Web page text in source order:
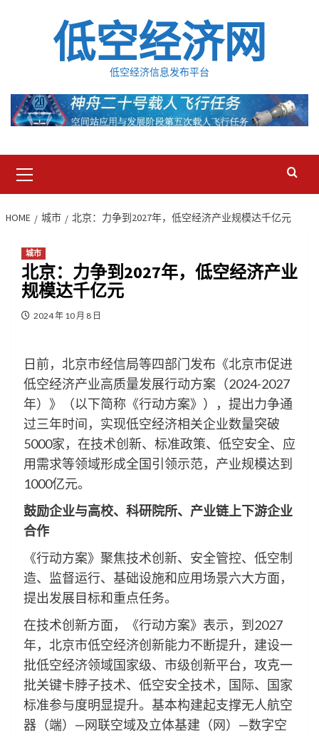
低空经济网
低空经济信息发布平台
Menu
HOME 城市 北京：力争到2027年，低空经济产业规模达千亿元
城市
北京：力争到2027年，低空经济产业
规模达千亿元
2024 年 10 月 8 日
日前，北京市经信局等四部门发布《北京市促进
低空经济产业高质量发展行动方案（2024-2027
年）》（以下简称《行动方案》），提出力争通
过三年时间，实现低空经济相关企业数量突破
5000家，在技术创新、标准政策、低空安全、应
用需求等领域形成全国引领示范，产业规模达到
1000亿元。
鼓励企业与高校、科研院所、产业链上下游企业
合作
《行动方案》聚焦技术创新、安全管控、低空制
造、监督运行、基础设施和应用场景六大方面，
提出发展目标和重点任务。
在技术创新方面，《行动方案》表示，到2027
年，北京市低空经济创新能力不断提升，建设一
批低空经济领域国家级、市级创新平台，攻克一
批关键卡脖子技术、低空安全技术，国际、国家
标准参与度明显提升。基本构建起支撑无人航空
器（端）—网联空域及立体基建（网）—数字空